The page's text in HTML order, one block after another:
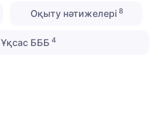
Оқыту нәтижелері 8
Ұқсас БББ 4